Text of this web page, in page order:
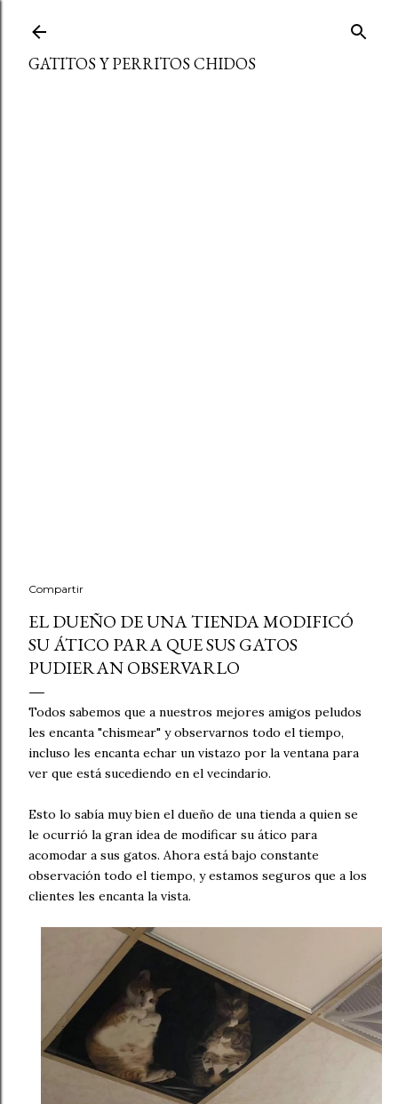
GATITOS Y PERRITOS CHIDOS
Compartir
EL DUEÑO DE UNA TIENDA MODIFICÓ
SU ÁTICO PARA QUE SUS GATOS
PUDIERAN OBSERVARLO
Todos sabemos que a nuestros mejores amigos peludos
les encanta "chismear" y observarnos todo el tiempo,
incluso les encanta echar un vistazo por la ventana para
ver que está sucediendo en el vecindario.
Esto lo sabía muy bien el dueño de una tienda a quien se
le ocurrió la gran idea de modificar su ático para
acomodar a sus gatos. Ahora está bajo constante
observación todo el tiempo, y estamos seguros que a los
clientes les encanta la vista.